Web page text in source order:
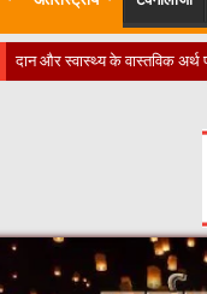
​”कानून